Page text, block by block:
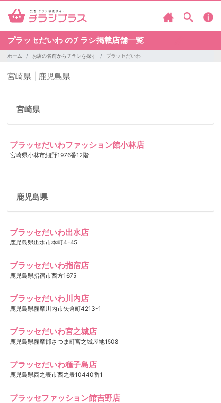
プラッセだいわ のチラシ掲載店舗一覧
ホーム お店の名前からチラシを探す プラッセだいわ
宮崎県 鹿児島県
宮崎県
プラッセだいわファッション館小林店
宮崎県小林市細野1976番12階
鹿児島県
プラッセだいわ出水店
鹿児島県出水市本町4-45
プラッセだいわ指宿店
鹿児島県指宿市西方1675
プラッセだいわ川内店
鹿児島県薩摩川内市矢倉町4213-1
プラッセだいわ宮之城店
鹿児島県薩摩郡さつま町宮之城屋地1508
プラッセだいわ種子島店
鹿児島県西之表市西之表10440番1
プラッセファッション館吉野店